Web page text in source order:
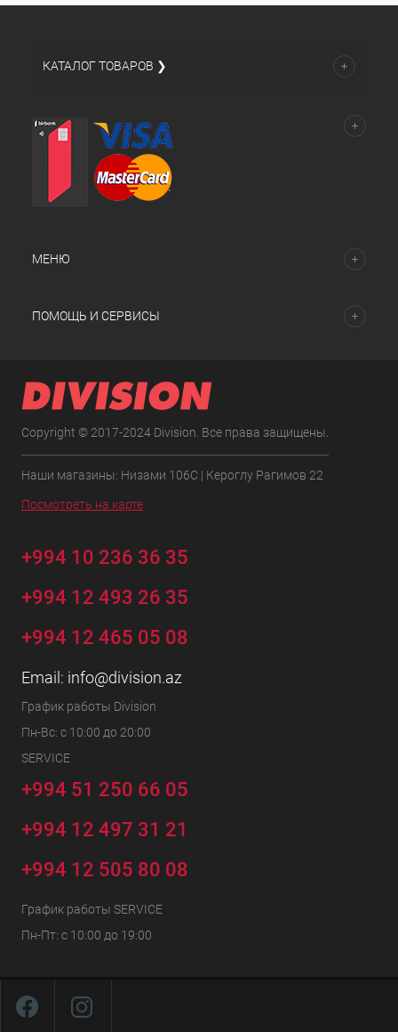
КАТАЛОГ ТОВАРОВ ❯
МЕНЮ
ПОМОЩЬ И СЕРВИСЫ
Copyright © 2017-2024 Division. Все права защищены.
Наши магазины: Низами 106C | Кероглу Рагимов 22
Посмотреть на карте
+994 10 236 36 35
+994 12 493 26 35
+994 12 465 05 08
Email: info@division.az
График работы Division
Пн-Вс: с 10:00 до 20:00
SERVICE
+994 51 250 66 05
+994 12 497 31 21
+994 12 505 80 08
График работы SERVICE
Пн-Пт: с 10:00 до 19:00